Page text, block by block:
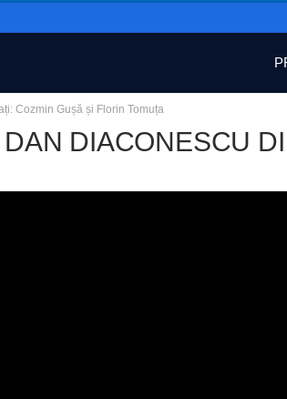
Cozmin Gușă și Florin Tomuța
DAN DIACONESCU